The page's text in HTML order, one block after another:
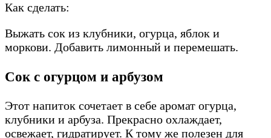
Как сделать:
Выжать сок из клубники, огурца, яблок и
моркови. Добавить лимонный и перемешать.
Сок с огурцом и арбузом
Этот напиток сочетает в себе аромат огурца,
клубники и арбуза. Прекрасно охлаждает,
освежает, гидратирует. К тому же полезен для